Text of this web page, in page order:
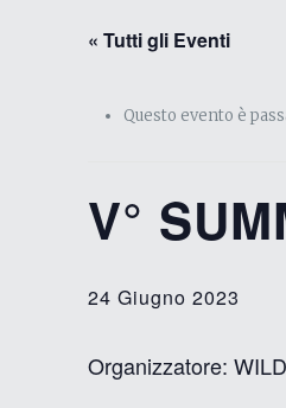
« Tutti gli Eventi
Questo evento è
V°
24 Giugno 2023
Organizzatore: